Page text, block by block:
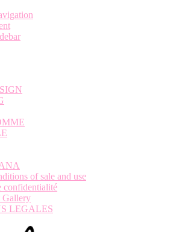
of sale and use
confidentialité
Gallery
LEGALES